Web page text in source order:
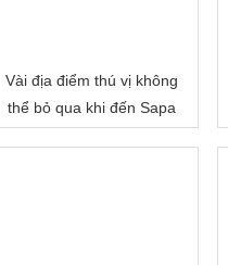
Vài địa điểm thú vị không
thể bỏ qua khi đến Sapa